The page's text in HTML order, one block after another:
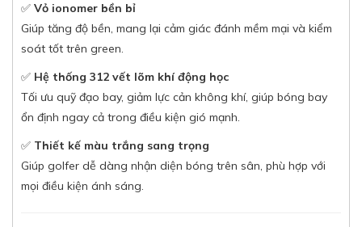
✅ Vỏ ionomer bền bỉ
Giúp tăng độ bền, mang lại cảm giác đánh mềm mại và kiểm
soát tốt trên green.
✅ Hệ thống 312 vết lõm khí động học
Tối ưu quỹ đạo bay, giảm lực cản không khí, giúp bóng bay
ổn định ngay cả trong điều kiện gió mạnh.
✅ Thiết kế màu trắng sang trọng
Giúp golfer dễ dàng nhận diện bóng trên sân, phù hợp với
mọi điều kiện ánh sáng.